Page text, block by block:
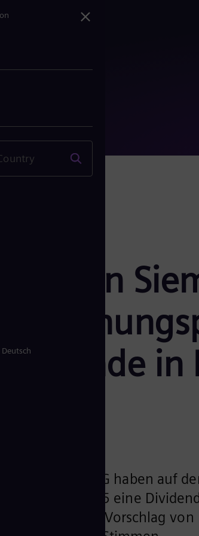
stim...
von
in
Energy AG haben auf
2025 eine
Vorschlag von
Deutsch